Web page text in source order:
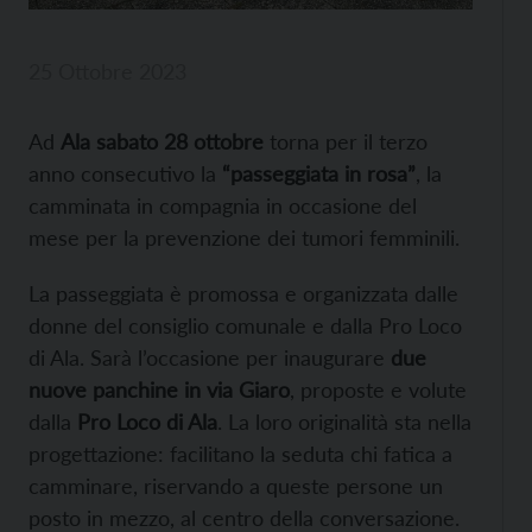
Ad Ala sabato 28 ottobre torna per il terzo
anno consecutivo la “passeggiata in rosa” , la
camminata in compagnia in occasione del
mese per la prevenzione dei tumori femminili.
La passeggiata è promossa e organizzata dalle
donne del consiglio comunale e dalla Pro Loco
di Ala. Sarà l’occasione per inaugurare due
nuove panchine in via Giaro , proposte e volute
dalla Pro Loco di Ala. La loro originalità sta nella
progettazione: facilitano la seduta chi fatica a
camminare, riservando a queste persone un
posto in mezzo, al centro della conversazione.